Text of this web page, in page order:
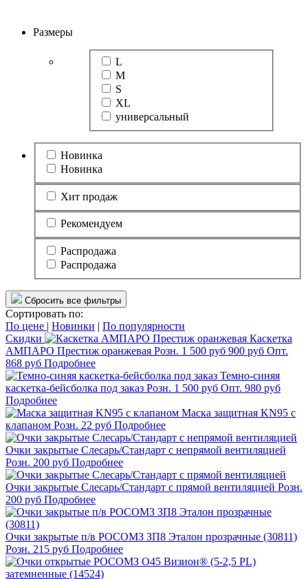
Размеры
L
M
S
XL
универсальный
Новинка
Новинка
Хит продаж
Рекомендуем
Распродажа
Распродажа
Сбросить все фильтры
Сортировать по:
По цене | Новинки | По популярности
Скидки
Каскетка
АМПАРО Престиж оранжевая Розн. 1 500 руб 900 руб Опт.
868 руб Подробнее
Темно-синяя
каскетка-бейсболка под заказ Розн. 1 500 руб Опт. 980 руб
Подробнее
Маска защитная KN95 с
клапаном Розн. 22 руб Подробнее
Очки закрытые Слесарь/Стандарт с непрямой вентиляцией
Розн. 200 руб Подробнее
Очки закрытые Слесарь/Стандарт с прямой вентиляцией Розн.
200 руб Подробнее
Очки закрытые п/в РОСОМЗ ЗП8 Эталон прозрачные (30811)
Розн. 215 руб Подробнее